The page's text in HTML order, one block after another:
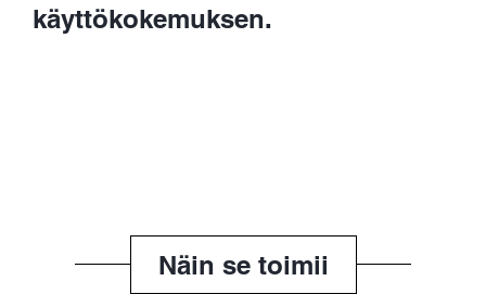
käyttökokemuksen.
Näin se toimii